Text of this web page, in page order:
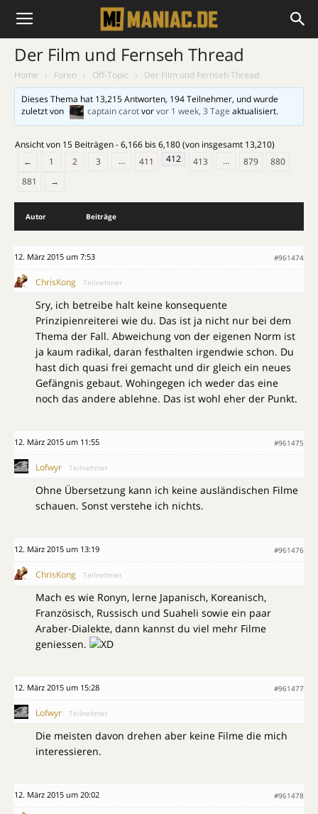
Der Film und Fernseh Thread
Home › Foren › Off-Topic ›
Der Film und Fernseh Thread
Dieses Thema hat 13,215 Antworten, 194 Teilnehmer, und wurde
zuletzt von
captain carotvorvor 1 week, 3 Tage aktualisiert.
Ansicht von 15 Beiträgen - 6,166 bis 6,180 (von insgesamt 13,210)
←
1 2 3 … 411 412 413 … 879
880
881
→
Autor Beiträge
12. März 2015 um 7:53 #961474
ChrisKong Teilnehmer
Sry, ich betreibe halt keine konsequente
Prinzipienreiterei wie du. Das ist ja nicht nur bei dem
Thema der Fall. Abweichung von der eigenen Norm ist
ja kaum radikal, daran festhalten irgendwie schon. Du
hast dich quasi frei gemacht und dir gleich ein neues
Gefängnis gebaut. Wohingegen ich weder das eine
noch das andere ablehne. Das ist wohl eher der Punkt.
12. März 2015 um 11:55 #961475
Lofwyr Teilnehmer
Ohne Übersetzung kann ich keine ausländischen Filme
schauen. Sonst verstehe ich nichts.
12. März 2015 um 13:19 #961476
ChrisKong Teilnehmer
Mach es wie Ronyn, lerne Japanisch, Koreanisch,
Französisch, Russisch und Suaheli sowie ein paar
Araber-Dialekte, dann kannst du viel mehr Filme
geniessen.
12. März 2015 um 15:28 #961477
Lofwyr Teilnehmer
Die meisten davon drehen aber keine Filme die mich
interessieren.
12. März 2015 um 20:02 #961478